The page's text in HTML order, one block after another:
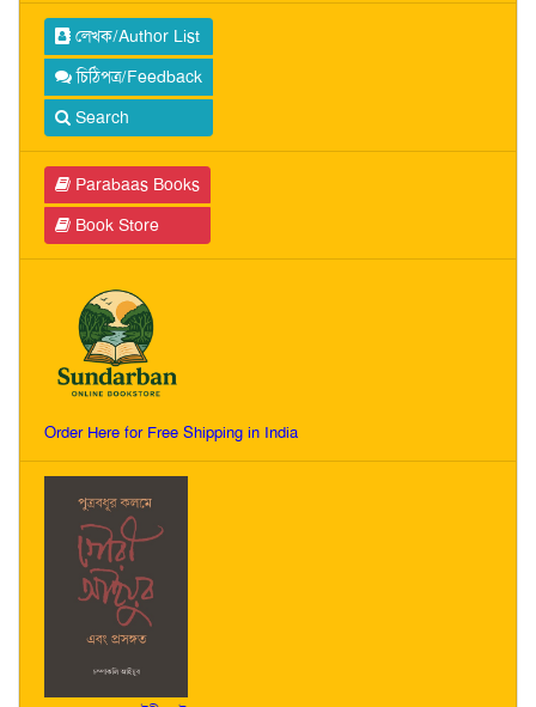
লেখক/Author List
চিঠিপত্র/Feedback
Search
Parabaas Books
Book Store
Order Here for Free Shipping in India